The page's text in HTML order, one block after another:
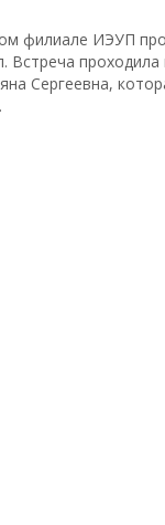
филиале ИЭУП
Встреча
Сергеевна,